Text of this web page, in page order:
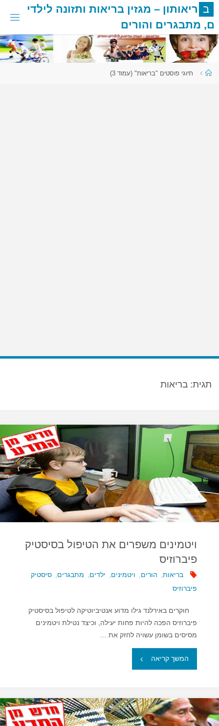
דלגו
לתוכן
ב ריאותון – מגזין בריאות ותזונה לילדי
ם, מתבגרים והורים
עמוד תיוגי פוסטים "בריאות"(עמוד 3)
תגית: בריאות
ויטמינים משפרים את הטיפול בסיסטיק
פיברוזיס
בריאות, הורים, ויטמינים, ילדים, מתבגרים, סיסטיק
פיברוזיס
חוקרים באירלנד גילו מדוע אנטיביוטיקה לטיפול בסיסטיק
פיברוזיס הפכה להיות פחות יעילה, וכיצד נטילת ויטמינים
מסיסים בשומן עשויה לחזק את …
המשך קריאה "ויטמינים
את
הטיפול